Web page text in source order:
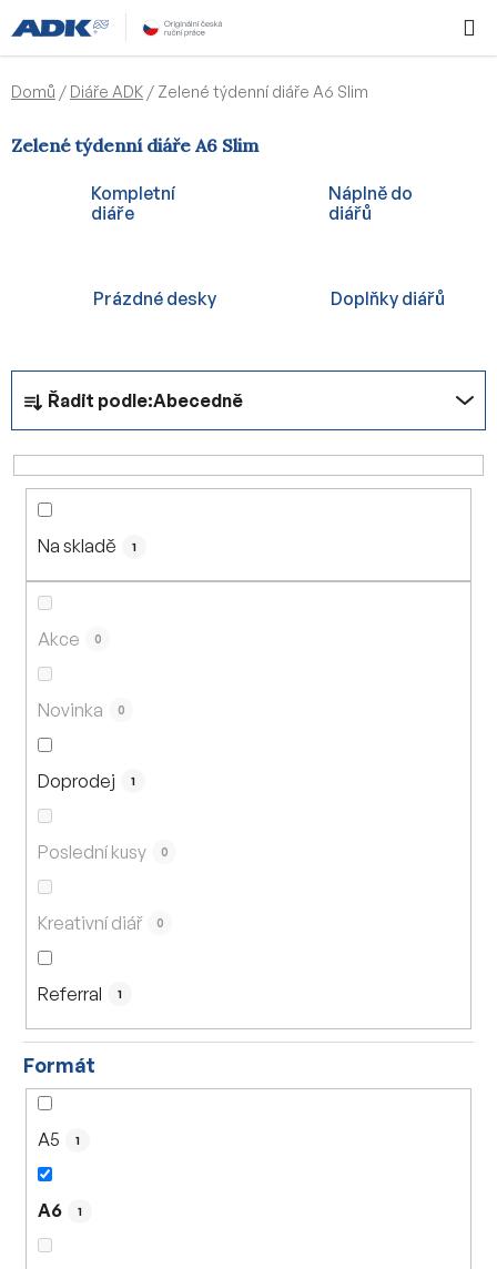
na
obsah
KOŠÍK
Domů / Diáře ADK / Zelené týdenní diáře A6 Slim
Zelené týdenní diáře A6 Slim
Kompletní
diáře
Náplně do
diářů
Prázdné desky Doplňky diářů
Ř
z
e
n
Řadit podle:Abecedně
Na skladě 1
Akce 0
Novinka 0
Doprodej 1
Poslední kusy 0
Kreativní diář 0
Referral 1
Formát
A5 1
A6 1